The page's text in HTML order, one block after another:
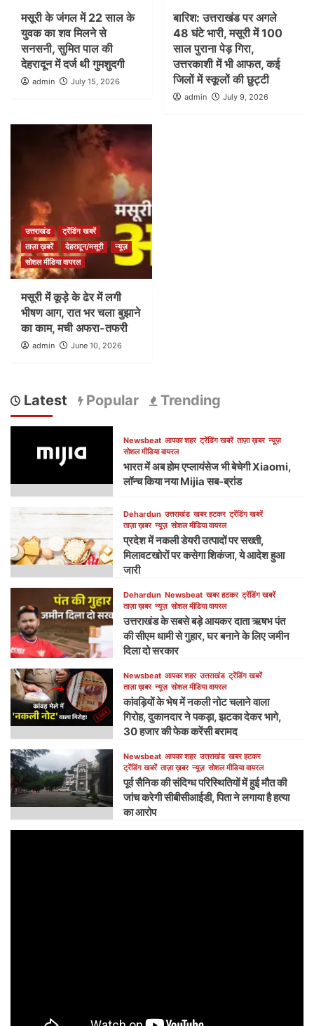
मसूरी के जंगल में 22 साल के
युवक का शव मिलने से
सनसनी, सुमित पाल की
देहरादून में दर्ज थी गुमशुदगी
admin July 15, 2026
बारिश: उत्तराखंड पर अगले
48 घंटे भारी, मसूरी में 100
साल पुराना पेड़ गिरा,
उत्तरकाशी में भी आफत, कई
जिलों में स्कूलों की छुट्टी
admin July 9, 2026
उत्तराखंड
ट्रेंडिंग खबरें
ताज़ा ख़बरें
देहरादून/मसूरी
न्यूज़
सोशल मीडिया वायरल
मसूरी में कूड़े के ढेर में लगी
भीषण आग, रात भर चला बुझाने
का काम, मची अफरा-तफरी
admin June 10, 2026
Latest Popular Trending
Newsbeat आपका शहर ट्रेंडिंग खबरें ताज़ा ख़बर न्यूज़
सोशल मीडिया वायरल
भारत में अब होम एप्लायंसेज भी बेचेगी Xiaomi,
लॉन्च किया नया Mijia सब-ब्रांड
Dehardun उत्तराखंड खबर हटकर ट्रेंडिंग खबरें
ताज़ा ख़बर न्यूज़ सोशल मीडिया वायरल
प्रदेश में नकली डेयरी उत्पादों पर सख्ती,
मिलावटखोरों पर कसेगा शिकंजा, ये आदेश हुआ
जारी
Dehardun Newsbeat खबर हटकर ट्रेंडिंग खबरें
ताज़ा ख़बर न्यूज़ सोशल मीडिया वायरल
उत्तराखंड के सबसे बड़े आयकर दाता ऋषभ पंत
की सीएम धामी से गुहार, घर बनाने के लिए जमीन
दिला दो सरकार
Newsbeat आपका शहर उत्तराखंड ट्रेंडिंग खबरें
ताज़ा ख़बर न्यूज़ सोशल मीडिया वायरल
कांवड़ियों के भेष में नकली नोट चलाने वाला
गिरोह, दुकानदार ने पकड़ा, झटका देकर भागे,
30 हजार की फेक करेंसी बरामद
Newsbeat आपका शहर उत्तराखंड खबर हटकर
ट्रेंडिंग खबरें ताज़ा ख़बर न्यूज़ सोशल मीडिया वायरल
पूर्व सैनिक की संदिग्ध परिस्थितियों में हुई मौत की
जांच करेगी सीबीसीआईडी, पिता ने लगाया है हत्या
का आरोप